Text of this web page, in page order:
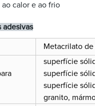
calor e ao frio
adesivas
Metacrilato
superfície
superfície
superfície
granito,